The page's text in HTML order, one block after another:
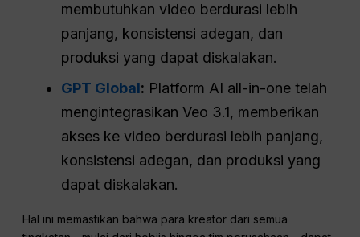
membutuhkan video berdurasi lebih
panjang, konsistensi adegan, dan
produksi yang dapat diskalakan.
GPT Global: Platform AI all-in-one telah
mengintegrasikan Veo 3.1, memberikan
akses ke video berdurasi lebih panjang,
konsistensi adegan, dan produksi yang
dapat diskalakan.
Hal ini memastikan bahwa para kreator dari semua